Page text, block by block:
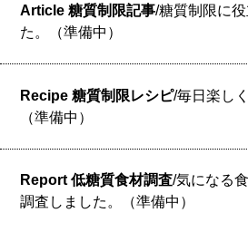
Article 糖質制限記事/糖質制限に
た。（準備中）
Recipe 糖質制限レシピ/毎日楽し
（準備中）
Report 低糖質食材調査/気になる
調査しました。（準備中）